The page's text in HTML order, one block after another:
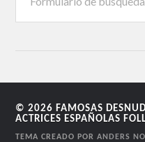
© 2026FAMOSAS
ACTRICES ESPAÑOLAS
TEMA CREADO PORANDERS